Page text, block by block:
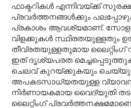
ഫാക്ടറികൾ എന്നിവയ്ക്ക്
പ്രവർത്തനങ്ങൾക്കും
പ്രകാശം ആവശ്യമാണ്.
വിളക്കുകൾ സ്ഥിരതയുള്ളതും
തീവ്രതയുള്ളതുമായ ലൈറ്റിംഗ്
ഇത് ദൃശ്യപരത
ചെലവ് കുറയ്ക്കുകയും
അപകടസാധ്യതയുള്ള
നിർണായകമായ വൈദ്യുതി
ലൈറ്റിംഗ്